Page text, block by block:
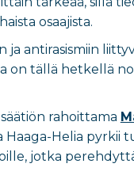
osaajista.
ja antirasismiin
on tällä hetkellä
rahoittama
Helia pyrkii
jotka